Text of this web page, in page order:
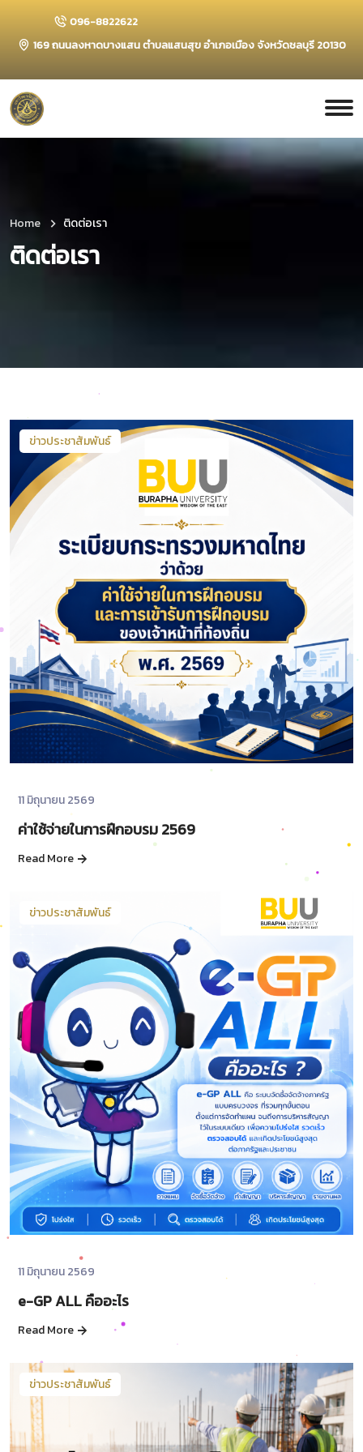
096-8822622
169 ถนนลงหาดบางแสน ตำบลแสนสุข อำเภอเมือง จังหวัดชลบุรี 20130
Home ติดต่อเรา
ติดต่อเรา
ข่าวประชาสัมพันธ์
11 มิถุนายน 2569
ค่าใช้จ่ายในการฝึกอบรม 2569
Read More
ข่าวประชาสัมพันธ์
11 มิถุนายน 2569
e-GP ALL คืออะไร
Read More
ข่าวประชาสัมพันธ์